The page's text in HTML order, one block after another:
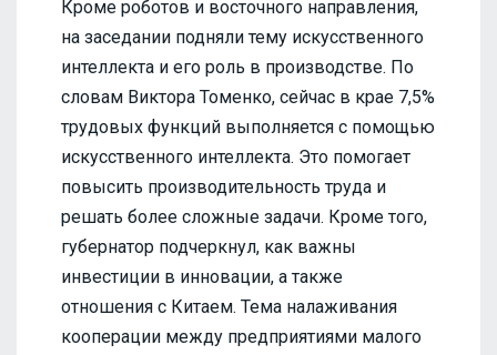
Кроме роботов и восточного направления,
на заседании подняли тему искусственного
интеллекта и его роль в производстве. По
словам Виктора Томенко, сейчас в крае 7,5%
трудовых функций выполняется с помощью
искусственного интеллекта. Это помогает
повысить производительность труда и
решать более сложные задачи. Кроме того,
губернатор подчеркнул, как важны
инвестиции в инновации, а также
отношения с Китаем. Тема налаживания
кооперации между предприятиями малого